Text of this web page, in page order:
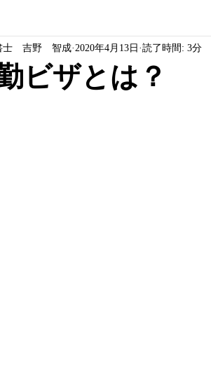
アテンダー（インバウンド） 外国と
ビザとは？
士 吉野 智成 2020年4月13日 読了時間: 3分